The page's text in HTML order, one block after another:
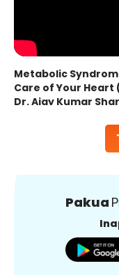
Metabolic
Care of Your Heart
Dr. Ajay Kumar
Pakua